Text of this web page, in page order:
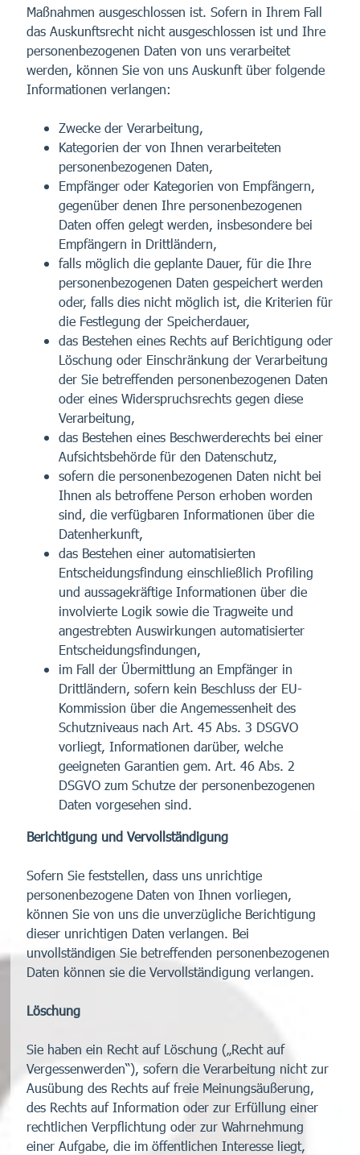
Maßnahmen ausgeschlossen ist. Sofern in Ihrem Fall
das Auskunftsrecht nicht ausgeschlossen ist und Ihre
personenbezogenen Daten von uns verarbeitet
werden, können Sie von uns Auskunft über folgende
Informationen verlangen:
Zwecke der Verarbeitung,
Kategorien der von Ihnen verarbeiteten
personenbezogenen Daten,
Empfänger oder Kategorien von Empfängern,
gegenüber denen Ihre personenbezogenen
Daten offen gelegt werden, insbesondere bei
Empfängern in Drittländern,
falls möglich die geplante Dauer, für die Ihre
personenbezogenen Daten gespeichert werden
oder, falls dies nicht möglich ist, die Kriterien für
die Festlegung der Speicherdauer,
das Bestehen eines Rechts auf Berichtigung oder
Löschung oder Einschränkung der Verarbeitung
der Sie betreffenden personenbezogenen Daten
oder eines Widerspruchsrechts gegen diese
Verarbeitung,
das Bestehen eines Beschwerderechts bei einer
Aufsichtsbehörde für den Datenschutz,
sofern die personenbezogenen Daten nicht bei
Ihnen als betroffene Person erhoben worden
sind, die verfügbaren Informationen über die
Datenherkunft,
das Bestehen einer automatisierten
Entscheidungsfindung einschließlich Profiling
und aussagekräftige Informationen über die
involvierte Logik sowie die Tragweite und
angestrebten Auswirkungen automatisierter
Entscheidungsfindungen,
im Fall der Übermittlung an Empfänger in
Drittländern, sofern kein Beschluss der EU-
Kommission über die Angemessenheit des
Schutzniveaus nach Art. 45 Abs. 3 DSGVO
vorliegt, Informationen darüber, welche
geeigneten Garantien gem. Art. 46 Abs. 2
DSGVO zum Schutze der personenbezogenen
Daten vorgesehen sind.
Berichtigung und Vervollständigung
Sofern Sie feststellen, dass uns unrichtige
personenbezogene Daten von Ihnen vorliegen,
können Sie von uns die unverzügliche Berichtigung
dieser unrichtigen Daten verlangen. Bei
unvollständigen Sie betreffenden personenbezogenen
Daten können sie die Vervollständigung verlangen.
Löschung
Sie haben ein Recht auf Löschung („Recht auf
Vergessenwerden“), sofern die Verarbeitung nicht zur
Ausübung des Rechts auf freie Meinungsäußerung,
des Rechts auf Information oder zur Erfüllung einer
rechtlichen Verpflichtung oder zur Wahrnehmung
einer Aufgabe, die im öffentlichen Interesse liegt,